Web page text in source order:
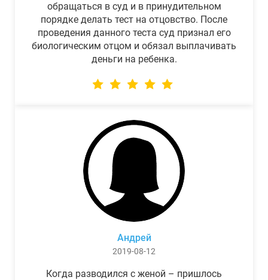
обращаться в суд и в принудительном
порядке делать тест на отцовство. После
проведения данного теста суд признал его
биологическим отцом и обязал выплачивать
деньги на ребенка.
Андрей
2019-08-12
Когда разводился с женой – пришлось